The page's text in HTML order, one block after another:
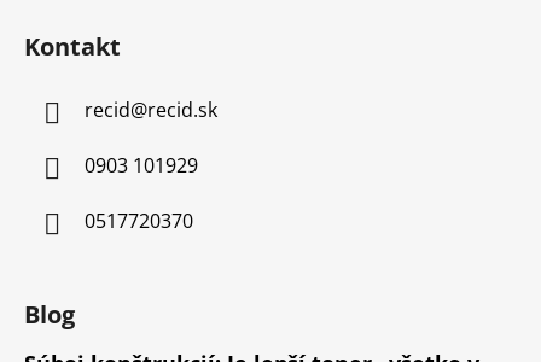
Kontakt
recid@recid.sk
0903 101929
0517720370
Blog